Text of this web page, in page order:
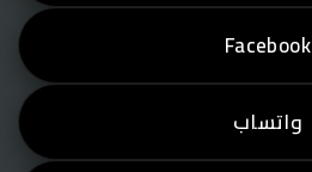
Facebook
واتساب